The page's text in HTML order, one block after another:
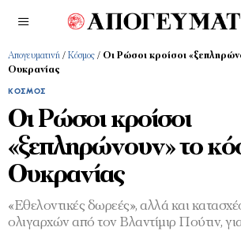
Απογευματινή / Κόσμος / Οι Ρώσοι κροίσοι
Ουκρανίας
ΚΌΣΜΟΣ
Οι Ρώσοι κροίσοι
«ξεπληρώνουν» το
Ουκρανίας
«Εθελοντικές δωρεές», αλλά και
ολιγαρχών από τον Βλαντίµιρ Πούτιν,